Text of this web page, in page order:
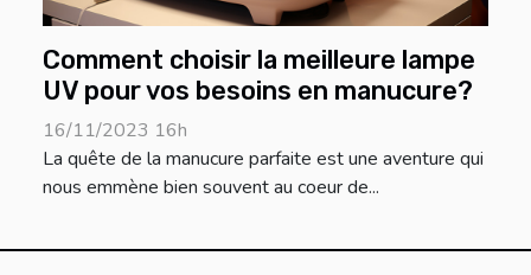
Comment choisir la meilleure lampe
UV pour vos besoins en manucure?
16/11/2023 16h
La quête de la manucure parfaite est une aventure qui
nous emmène bien souvent au coeur de...